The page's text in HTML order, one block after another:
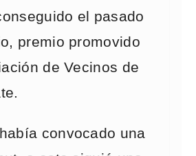
el pasado
premio promovido
de Vecinos de
convocado una